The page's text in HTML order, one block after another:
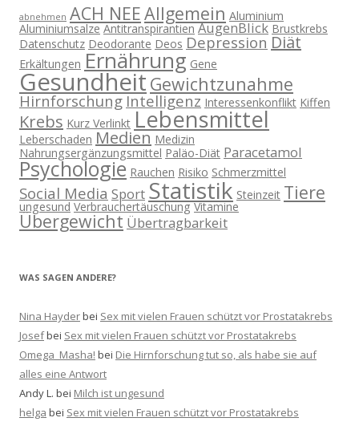
abnehmen ACH NEEAllgemein Aluminium
Aluminiumsalze Antitranspirantien AugenBlick Brustkrebs
Datenschutz Deodorante Deos Depression Diät
Erkältungen Ernährung Gene
GesundheitGewichtzunahme
HirnforschungIntelligenz Interessenkonflikt Kiffen
Krebs Kurz Verlinkt Lebensmittel
Leberschaden Medien Medizin
Nahrungsergänzungsmittel Paläo-Diät Paracetamol
Psychologie Rauchen Risiko Schmerzmittel
Social Media Sport Statistik Steinzeit Tiere
ungesund Verbrauchertäuschung Vitamine
Übergewicht Übertragbarkeit
WAS SAGEN ANDERE?
Nina Hayderbei Sex mit vielen Frauen schützt vor Prostatakrebs
Josefbei Sex mit vielen Frauen schützt vor Prostatakrebs
Omega_Masha! bei Die Hirnforschung tut so, als habe sie auf
alles eine Antwort
Andy L. bei Milch ist ungesund
helga bei Sex mit vielen Frauen schützt vor Prostatakrebs